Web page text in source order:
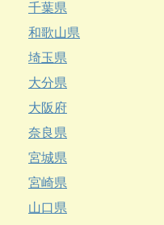
千葉県
和歌山県
埼玉県
大分県
大阪府
奈良県
宮城県
宮崎県
山口県